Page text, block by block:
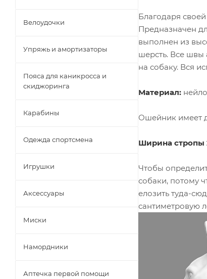
Благодаря
Предназначен
выполнен из
шерсть. Все швы
на собаку. Вся
Материал:
Ошейник имеет
Ширина стропы
Чтобы
собаки, потому
елозить туда-
сантиметровую
Велоудочки
Упряжь и амортизаторы
Пояса для каникросса и
скиджоринга
Карабины
Одежда спортсмена
Игрушки
Аксессуары
Миски
Намордники
Аптечка первой помощи